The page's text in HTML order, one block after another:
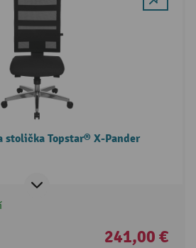
stolička Topstar® X-Pander
241,00 €